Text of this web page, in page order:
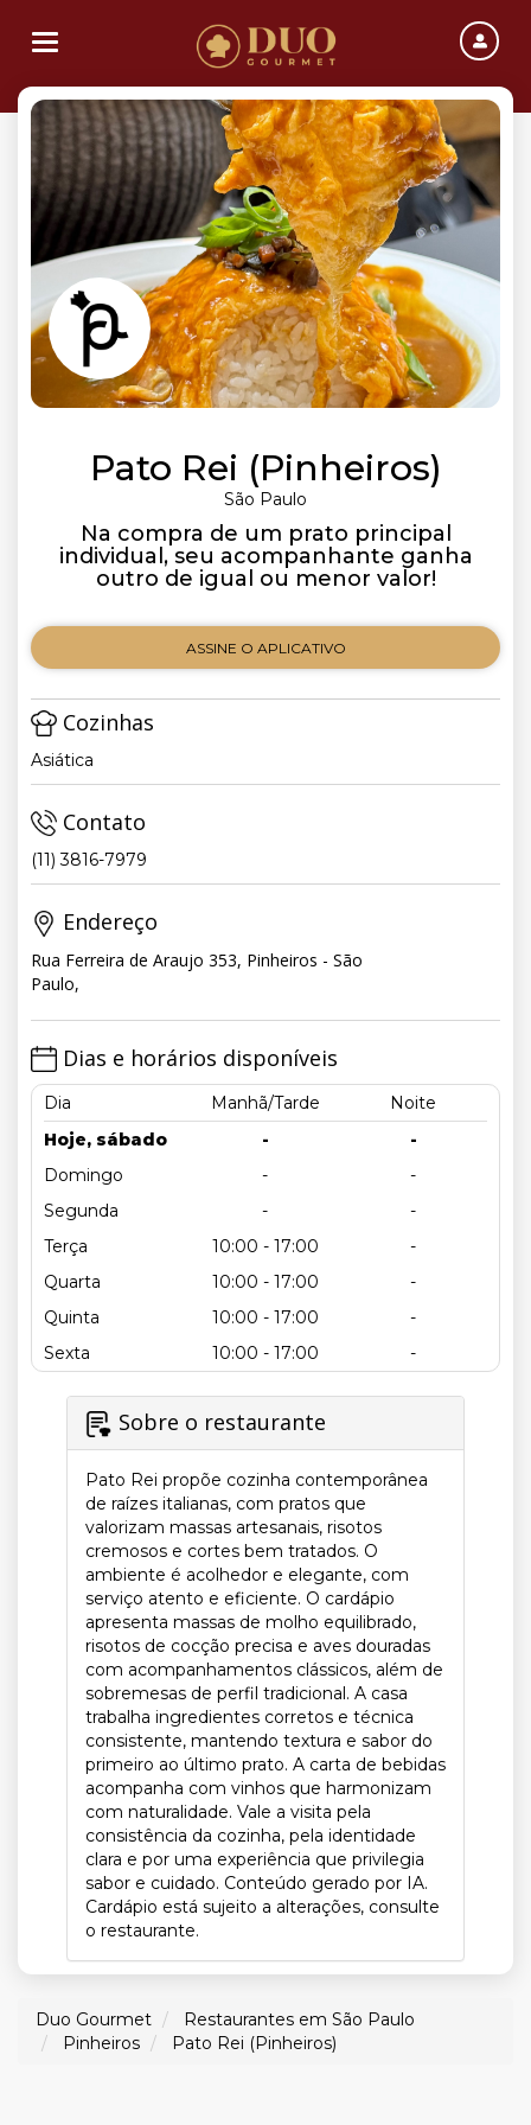
Toggle navigation
Pato Rei (Pinheiros)
São Paulo
Na compra de um prato principal
individual, seu acompanhante ganha
outro de igual ou menor valor!
ASSINE O APLICATIVO
Cozinhas
Asiática
Contato
(11) 3816-7979
Endereço
Rua Ferreira de Araujo 353, Pinheiros - São
Paulo,
Dias e horários disponíveis
Dia Manhã/Tarde
Noite
Hoje, sábado
-
-
Domingo
-
-
Segunda
-
-
Terça
10:00 - 17:00
-
Quarta
10:00 - 17:00
-
Quinta
10:00 - 17:00
-
Sexta
10:00 - 17:00 -
Sobre o restaurante
Pato Rei propõe cozinha contemporânea
de raízes italianas, com pratos que
valorizam massas artesanais, risotos
cremosos e cortes bem tratados. O
ambiente é acolhedor e elegante, com
serviço atento e eficiente. O cardápio
apresenta massas de molho equilibrado,
risotos de cocção precisa e aves douradas
com acompanhamentos clássicos, além de
sobremesas de perfil tradicional. A casa
trabalha ingredientes corretos e técnica
consistente, mantendo textura e sabor do
primeiro ao último prato. A carta de bebidas
acompanha com vinhos que harmonizam
com naturalidade. Vale a visita pela
consistência da cozinha, pela identidade
clara e por uma experiência que privilegia
sabor e cuidado. Conteúdo gerado por IA.
Cardápio está sujeito a alterações, consulte
o restaurante.
Duo Gourmet
Restaurantes em São Paulo
Pinheiros
Pato Rei (Pinheiros)